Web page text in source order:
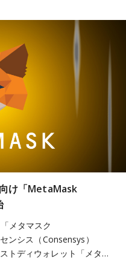
け「MetaMask
メタマスク
ンシス（Consensys）
トディウォレット「メタ…